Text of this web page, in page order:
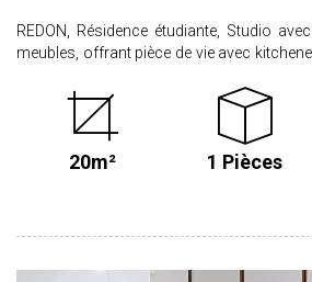
REDON, Résidence étudiante, Studio
meubles, offrant pièce de vie avec
parties communes. Honoraires
pour l'état des lieux d'entrée. Dépôt de garantie
en ligne sur notre site agence
disponibles sur le site
20m² 1 Pièces